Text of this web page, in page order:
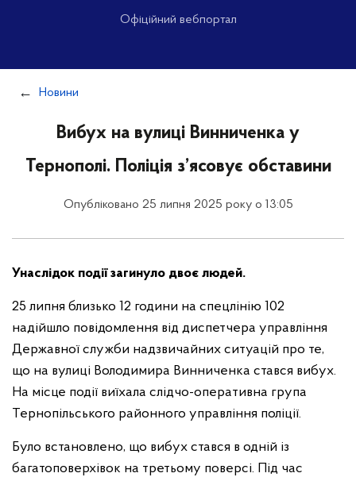
Офіційний вебпортал
Новини
Вибух на вулиці Винниченка у
Тернополі. Поліція з’ясовує обставини
Опубліковано 25 липня 2025 року о 13:05
Унаслідок події загинуло двоє людей.
25 липня близько 12 години на спецлінію 102
надійшло повідомлення від диспетчера управління
Державної служби надзвичайних ситуацій про те,
що на вулиці Володимира Винниченка стався вибух.
На місце події виїхала слідчо-оперативна група
Тернопільського районного управління поліції.
Було встановлено, що вибух стався в одній із
багатоповерхівок на третьому поверсі. Під час